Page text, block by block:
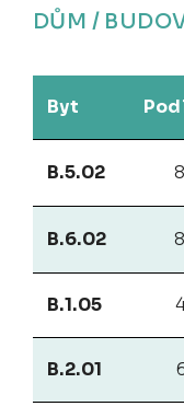
DŮM /
Byt
B.5.02
B.6.02
B.1.05
B.2.01